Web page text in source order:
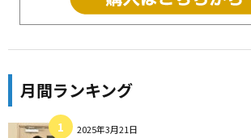
月間ランキング
2025年3月21日